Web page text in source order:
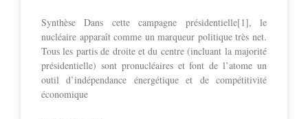
Synthèse Dans cette campagne présidentielle[1], le
nucléaire apparaît comme un marqueur politique très net.
Tous les partis de droite et du centre (incluant la majorité
présidentielle) sont pronucléaires et font de l’atome un
outil d’indépendance énergétique et de compétitivité
économique